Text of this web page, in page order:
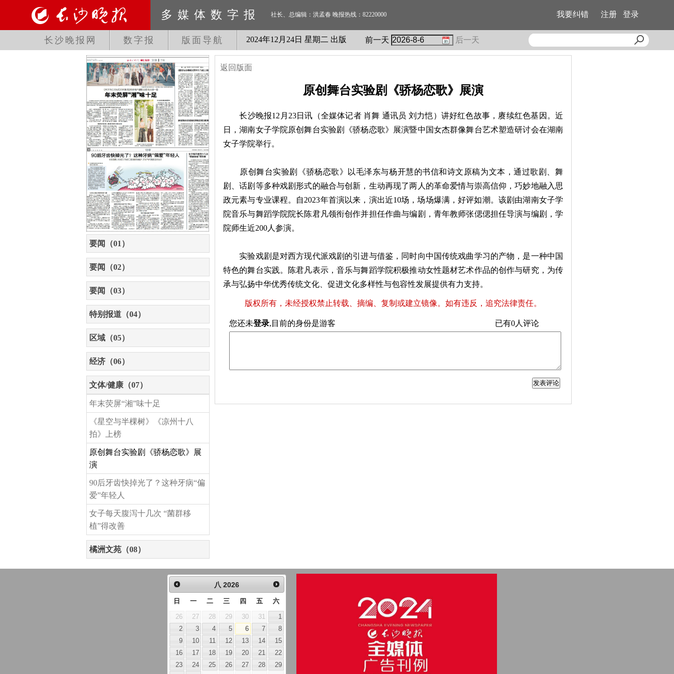
多媒体数字报 社长、总编辑：洪孟春 晚报热线：82220000 我要纠错 注册 登录
长沙晚报网 数字报 版面导航 2024年12 月 24日 星期 二 出版 前一天 后一天
要闻（01）
要闻（02）
要闻（03）
特别报道（04）
区域（05）
经济（06）
文体/健康（07）
年末荧屏“湘”味十足
《星空与半棵树》《凉州十八
拍》上榜
原创舞台实验剧《骄杨恋歌》展
演
90后牙齿快掉光了？这种牙病“偏
爱”年轻人
女子每天腹泻十几次 “菌群移
植”得改善
橘洲文苑（08）
返回版面
原创舞台实验剧《骄杨恋歌》展演
长沙晚报12月23日讯（全媒体记者 肖舞 通讯员 刘力恺）讲好红色故事，赓续红色基因。近
日，湖南女子学院原创舞台实验剧《骄杨恋歌》展演暨中国女杰群像舞台艺术塑造研讨会在湖南
女子学院举行。
原创舞台实验剧《骄杨恋歌》以毛泽东与杨开慧的书信和诗文原稿为文本，通过歌剧、舞
剧、话剧等多种戏剧形式的融合与创新，生动再现了两人的革命爱情与崇高信仰，巧妙地融入思
政元素与专业课程。自2023年首演以来，演出近10场，场场爆满，好评如潮。该剧由湖南女子学
院音乐与舞蹈学院院长陈君凡领衔创作并担任作曲与编剧，青年教师张偲偲担任导演与编剧，学
院师生近200人参演。
实验戏剧是对西方现代派戏剧的引进与借鉴，同时向中国传统戏曲学习的产物，是一种中国
特色的舞台实践。陈君凡表示，音乐与舞蹈学院积极推动女性题材艺术作品的创作与研究，为传
承与弘扬中华优秀传统文化、促进文化多样性与包容性发展提供有力支持。
版权所有，未经授权禁止转载、摘编、复制或建立镜像。如有违反，追究法律责任。
您还未登录,目前的身份是游客 已有0人评论
八 2026
日 一 二 三 四 五 六
26 27 28 29 30 31
1
2
3 4 5 6 7
8
9
10 11 12 13 14
15
16
17 18 19 20 21
22
23
24 25 26 27 28
29